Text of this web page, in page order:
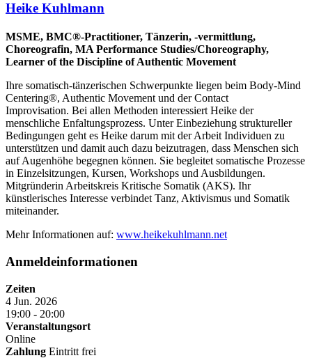
Heike Kuhlmann
MSME, BMC®-Practitioner, Tänzerin, -vermittlung,
Choreografin, MA Performance Studies/Choreography,
Learner of the Discipline of Authentic Movement
Ihre somatisch-tänzerischen Schwerpunkte liegen beim Body-Mind
Centering®, Authentic Movement und der Contact
Improvisation. Bei allen Methoden interessiert Heike der
menschliche Enfaltungsprozess. Unter Einbeziehung struktureller
Bedingungen geht es Heike darum mit der Arbeit Individuen zu
unterstützen und damit auch dazu beizutragen, dass Menschen sich
auf Augenhöhe begegnen können. Sie begleitet somatische Prozesse
in Einzelsitzungen, Kursen, Workshops und Ausbildungen.
Mitgründerin Arbeitskreis Kritische Somatik (AKS). Ihr
künstlerisches Interesse verbindet Tanz, Aktivismus und Somatik
miteinander.
Mehr Informationen auf: www.heikekuhlmann.net
Anmeldeinformationen
Zeiten
4 Jun. 2026
19:00 - 20:00
Veranstaltungsort
Online
Zahlung Eintritt frei